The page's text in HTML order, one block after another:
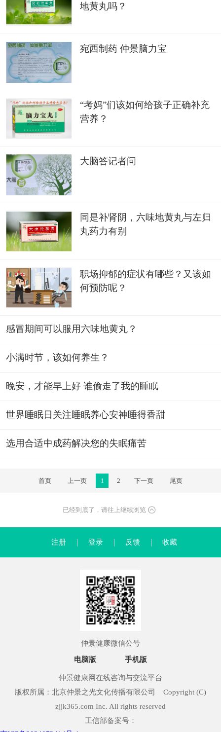
地黄丸吗？
宛西制药 仲景脑力宝
“考妈”们该如何给孩子正确补充
营养？
大脑答记者问
同是补肾阴，六味地黄丸与左归
丸药力有别
职场抑郁的症状有哪些？又该如
何预防呢？
感冒期间可以服用六味地黄丸？
小满时节，该如何养生？
晚安，才能早上好 谁偷走了我的睡眠
世界睡眠日关注睡眠养心安神睡得香甜
选用合适中成药解决您的失眠痛苦
首页 上一页 1 2 下一页 尾页
已经到底了，请往上继续浏览
注册 登录 反馈 收藏
仲景健康微信公号
电脑版 手机版
仲景健康网在线咨询与交流平台
版权所属：北京仲景之光文化传播有限公司 Copyright (C)
zjjk365.com Inc. All rights reserved
工信部备案号：